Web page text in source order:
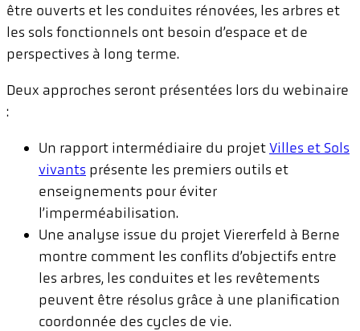
être ouverts et les conduites rénovées, les arbres et
les sols fonctionnels ont besoin d’espace et de
perspectives à long terme.
Deux approches seront présentées lors du webinaire
:
Un rapport intermédiaire du projetVilles et Sols
vivants présente les premiers outils et
enseignements pour éviter
l’imperméabilisation.
Une analyse issue du projet Viererfeld à Berne
montre comment les conflits d’objectifs entre
les arbres, les conduites et les revêtements
peuvent être résolus grâce à une planification
coordonnée des cycles de vie.